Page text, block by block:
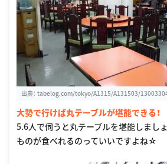
出典： tabelog.com/tokyo/A1315/A131503/
大勢で行けば丸テーブルが堪能できる！
5.6人で伺うと丸テーブルを堪能しまし
ものが食べれるのっていいですよね☆